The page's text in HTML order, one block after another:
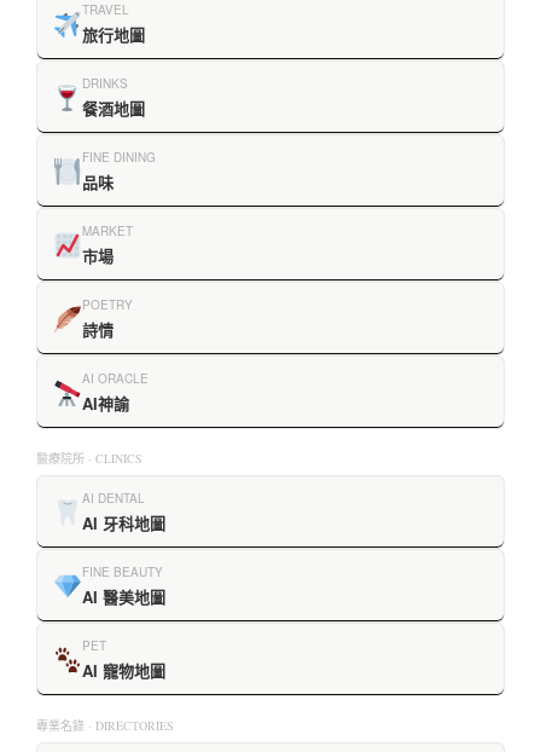
TRAVEL
旅行地圖
DRINKS
餐酒地圖
FINE DINING
品味
MARKET
市場
POETRY
詩情
AI ORACLE
AI神諭
醫療院所 · CLINICS
AI DENTAL
AI 牙科地圖
FINE BEAUTY
AI 醫美地圖
PET
AI 寵物地圖
專業名錄 · DIRECTORIES